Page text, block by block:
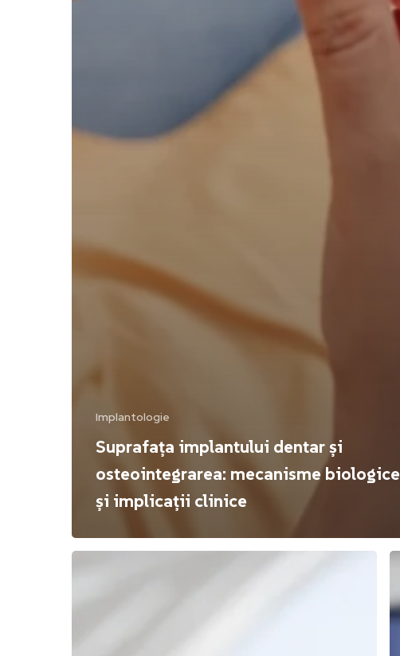
Implantologie
Suprafața implantului dentar și
osteointegrarea: mecanisme biologice
și implicații clinice